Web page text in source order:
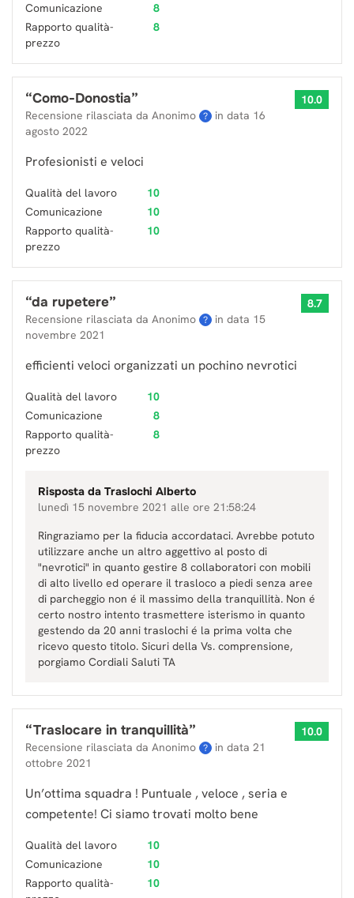
Comunicazione
8
Rapporto qualità-
prezzo
8
“Como-Donostia”
Recensione rilasciata da Anonimo ? in data 16
agosto 2022
10.0
Profesionisti e veloci
Qualità del lavoro
10
Comunicazione
10
Rapporto qualità-
prezzo
10
“da rupetere”
Recensione rilasciata da Anonimo ? in data 15
novembre 2021
8.7
efficienti veloci organizzati un pochino nevrotici
Qualità del lavoro
10
Comunicazione
8
Rapporto qualità-
prezzo
8
Risposta da Traslochi Alberto
lunedì 15 novembre 2021 alle ore 21:58:24
Ringraziamo per la fiducia accordataci. Avrebbe potuto
utilizzare anche un altro aggettivo al posto di
"nevrotici" in quanto gestire 8 collaboratori con mobili
di alto livello ed operare il trasloco a piedi senza aree
di parcheggio non é il massimo della tranquillità. Non é
certo nostro intento trasmettere isterismo in quanto
gestendo da 20 anni traslochi é la prima volta che
ricevo questo titolo. Sicuri della Vs. comprensione,
porgiamo Cordiali Saluti TA
“Traslocare in tranquillità”
Recensione rilasciata da Anonimo ? in data 21
ottobre 2021
10.0
Un’ottima squadra ! Puntuale , veloce , seria e
competente! Ci siamo trovati molto bene
Qualità del lavoro
10
Comunicazione
10
Rapporto qualità-
10